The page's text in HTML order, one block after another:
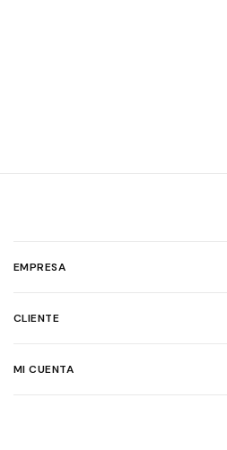
EMPRESA
CLIENTE
MI CUENTA